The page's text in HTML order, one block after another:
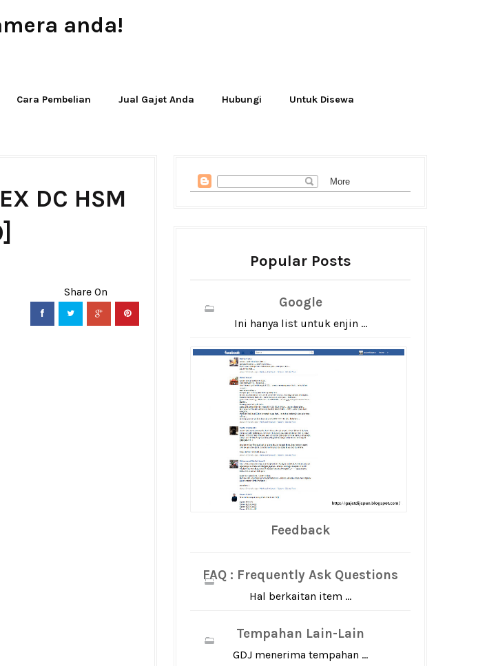
anda!
Cara Pembelian Jual Gajet Anda Hubungi Untuk Disewa
DC HSM
Popular Posts
Google
Ini hanya list untuk enjin ...
Feedback
FAQ : Frequently Ask Questions
Hal berkaitan item ...
Tempahan Lain-Lain
GDJ menerima tempahan ...